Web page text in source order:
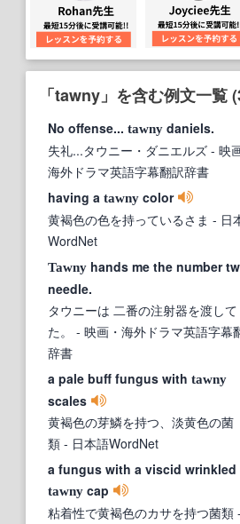
「tawny」を含む例文一覧
No offense... tawny daniels.
失礼...タウニー・ダニエルズ - 映
海外ドラマ英語字幕翻訳辞書
having a tawny color
黄褐色の色を持っているさま - 日
WordNet
Tawny hands me the number
needle.
タウニーは 二番の注射器を渡し
た。
- 映画・海外ドラマ英語字幕
辞書
a pale buff fungus with tawny
scales
黄褐色の芽鱗を持つ、淡黄色の菌
類 - 日本語WordNet
a fungus with a viscid wrinkled
tawny cap
粘着性で黄褐色のカサを持つ菌類